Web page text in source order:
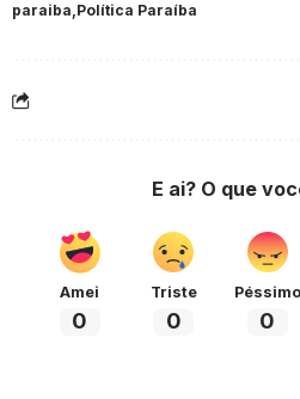
paraiba Política Paraíba
E ai? O que
Amei
0
Triste
0
Péssimo
0